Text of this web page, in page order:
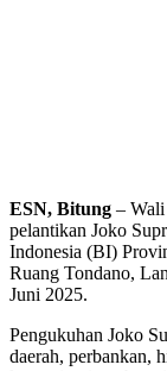
ESN, Bitung –
pelantikan Joko
Indonesia (BI)
Ruang Tondano,
Juni 2025.
Pengukuhan Joko
daerah, perbankan,